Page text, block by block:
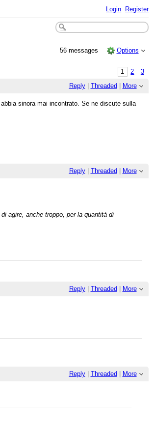
Login Register
56 messages Options
1 2
3
Reply| Threaded More
sinora mai incontrato. Se ne discute sulla
Reply| Threaded More
agire, anche troppo, per la quantità di
Reply| Threaded More
Reply| Threaded More